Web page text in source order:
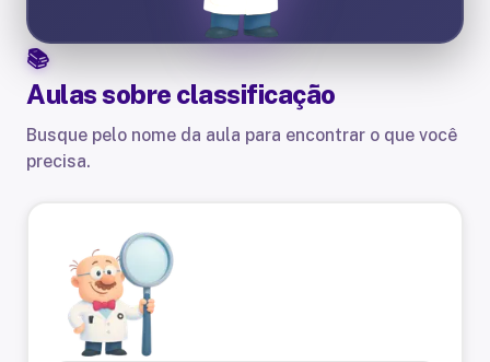
Aulas sobre classificação
Busque pelo nome da aula para encontrar o que você
precisa.